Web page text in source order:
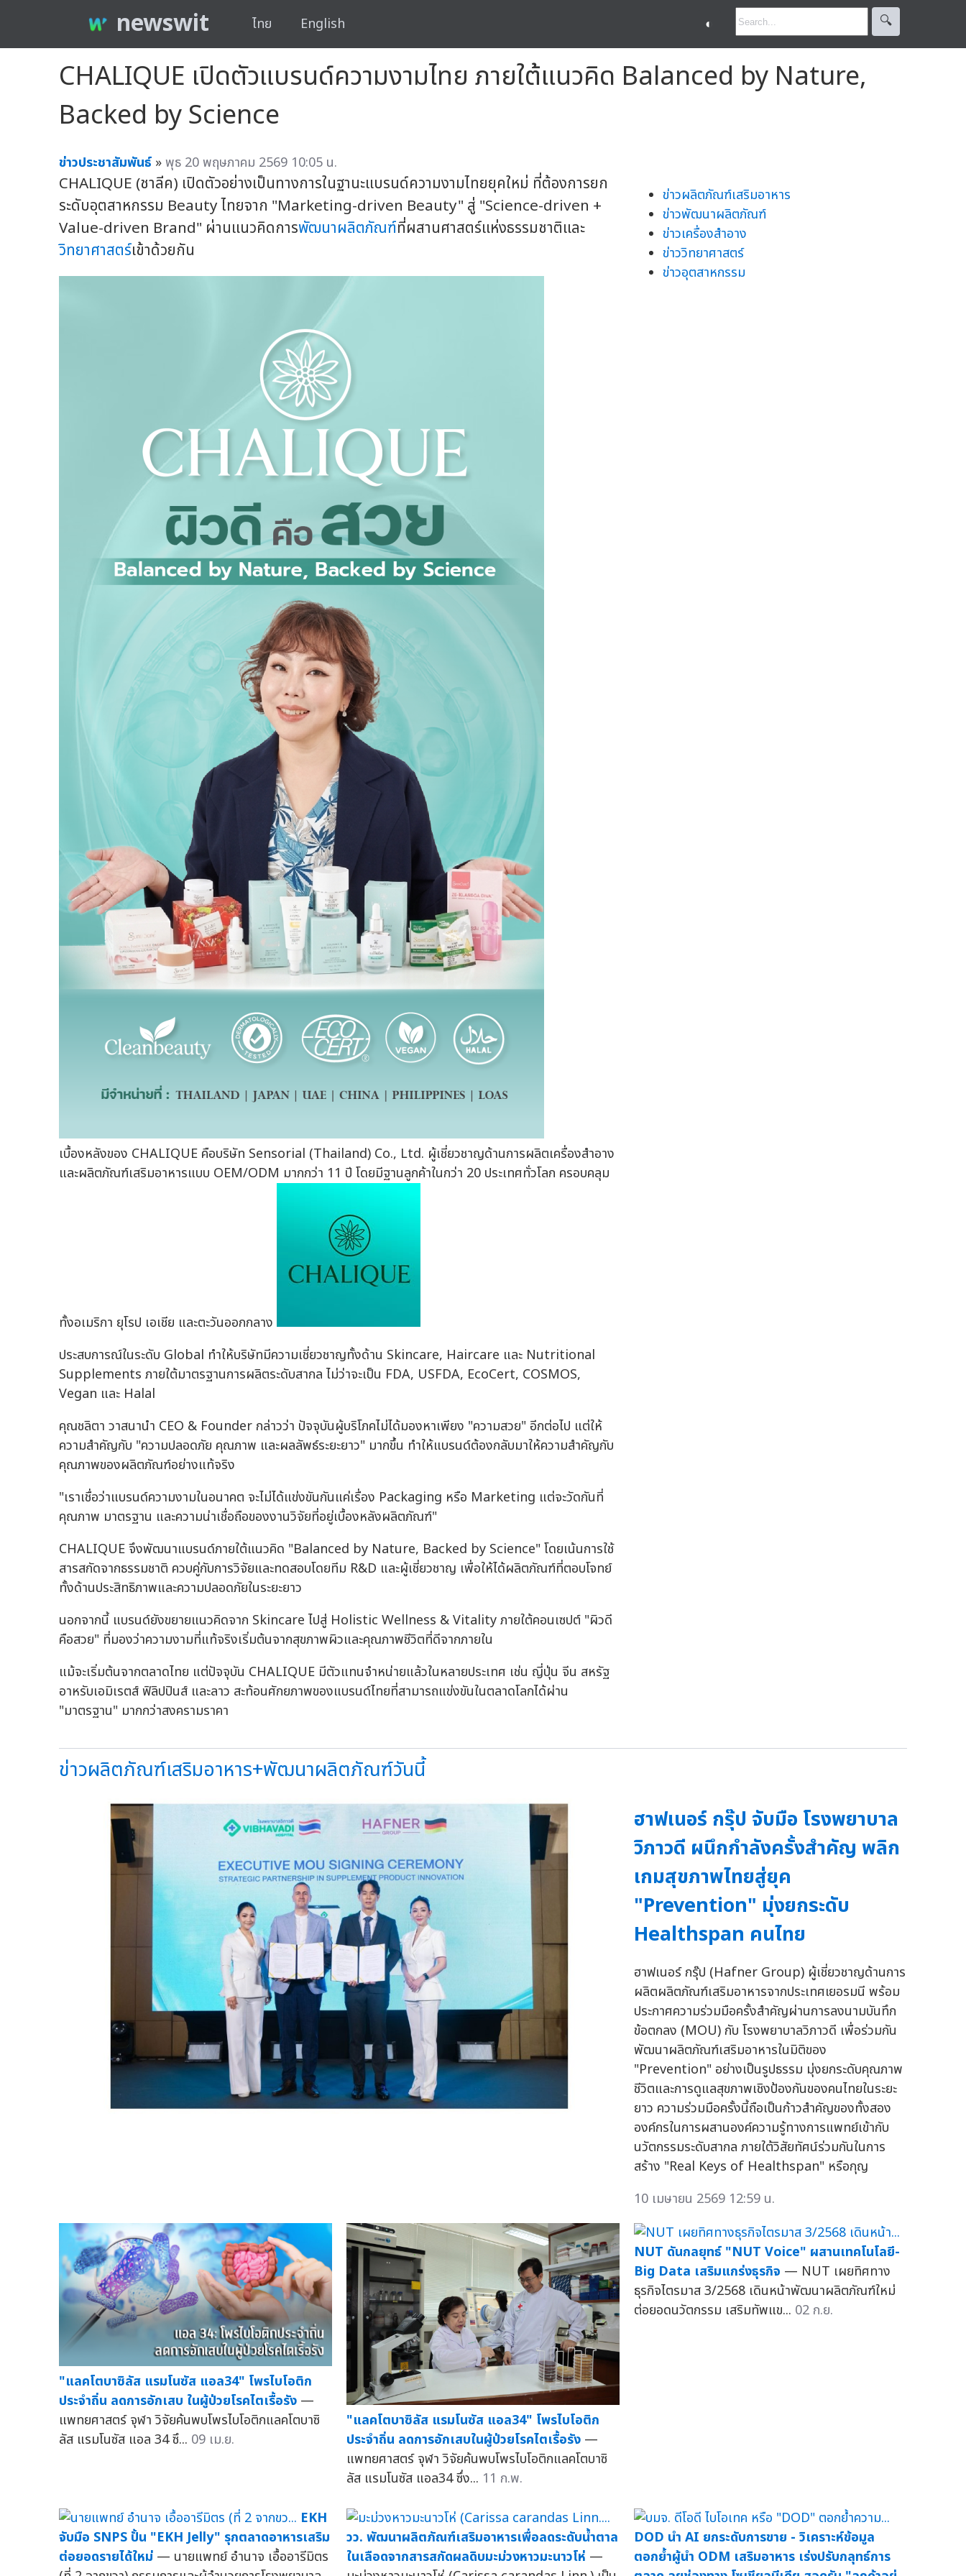
newswit ไทย English ◐ 🔍︎
CHALIQUE เปิดตัวแบรนด์ความงามไทย ภายใต้แนวคิด Balanced by Nature,
Backed by Science
ข่าวประชาสัมพันธ์ »พุธ 20 พฤษภาคม 2569 10:05 น.
CHALIQUE (ชาลีค) เปิดตัวอย่างเป็นทางการในฐานะแบรนด์ความงามไทยยุคใหม่ ที่ต้องการยก
ระดับอุตสาหกรรม Beauty ไทยจาก "Marketing-driven Beauty" สู่ "Science-driven +
Value-driven Brand" ผ่านแนวคิดการพัฒนาผลิตภัณฑ์ที่ผสานศาสตร์แห่งธรรมชาติและ
วิทยาศาสตร์เข้าด้วยกัน
เบื้องหลังของ CHALIQUE คือบริษัท Sensorial (Thailand) Co., Ltd. ผู้เชี่ยวชาญด้านการผลิตเครื่องสำอาง
และผลิตภัณฑ์เสริมอาหารแบบ OEM/ODM มากกว่า 11 ปี โดยมีฐานลูกค้าในกว่า 20 ประเทศทั่วโลก ครอบคลุม
ทั้งอเมริกา ยุโรป เอเชีย และตะวันออกกลาง
ประสบการณ์ในระดับ Global ทำให้บริษัทมีความเชี่ยวชาญทั้งด้าน Skincare, Haircare และ Nutritional
Supplements ภายใต้มาตรฐานการผลิตระดับสากล ไม่ว่าจะเป็น FDA, USFDA, EcoCert, COSMOS,
Vegan และ Halal
คุณชลิตา วาสนานำ CEO & Founder กล่าวว่า ปัจจุบันผู้บริโภคไม่ได้มองหาเพียง "ความสวย" อีกต่อไป แต่ให้
ความสำคัญกับ "ความปลอดภัย คุณภาพ และผลลัพธ์ระยะยาว" มากขึ้น ทำให้แบรนด์ต้องกลับมาให้ความสำคัญกับ
คุณภาพของผลิตภัณฑ์อย่างแท้จริง
"เราเชื่อว่าแบรนด์ความงามในอนาคต จะไม่ได้แข่งขันกันแค่เรื่อง Packaging หรือ Marketing แต่จะวัดกันที่
คุณภาพ มาตรฐาน และความน่าเชื่อถือของงานวิจัยที่อยู่เบื้องหลังผลิตภัณฑ์"
CHALIQUE จึงพัฒนาแบรนด์ภายใต้แนวคิด "Balanced by Nature, Backed by Science" โดยเน้นการใช้
สารสกัดจากธรรมชาติ ควบคู่กับการวิจัยและทดสอบโดยทีม R&D และผู้เชี่ยวชาญ เพื่อให้ได้ผลิตภัณฑ์ที่ตอบโจทย์
ทั้งด้านประสิทธิภาพและความปลอดภัยในระยะยาว
นอกจากนี้ แบรนด์ยังขยายแนวคิดจาก Skincare ไปสู่ Holistic Wellness & Vitality ภายใต้คอนเซปต์ "ผิวดี
คือสวย" ที่มองว่าความงามที่แท้จริงเริ่มต้นจากสุขภาพผิวและคุณภาพชีวิตที่ดีจากภายใน
แม้จะเริ่มต้นจากตลาดไทย แต่ปัจจุบัน CHALIQUE มีตัวแทนจำหน่ายแล้วในหลายประเทศ เช่น ญี่ปุ่น จีน สหรัฐ
อาหรับเอมิเรตส์ ฟิลิปปินส์ และลาว สะท้อนศักยภาพของแบรนด์ไทยที่สามารถแข่งขันในตลาดโลกได้ผ่าน
"มาตรฐาน" มากกว่าสงครามราคา
ข่าวผลิตภัณฑ์เสริมอาหาร
ข่าวพัฒนาผลิตภัณฑ์
ข่าวเครื่องสำอาง
ข่าววิทยาศาสตร์
ข่าวอุตสาหกรรม
ข่าวผลิตภัณฑ์เสริมอาหาร+พัฒนาผลิตภัณฑ์วันนี้
ฮาฟเนอร์ กรุ๊ป จับมือ โรงพยาบาล
วิภาวดี ผนึกกำลังครั้งสำคัญ พลิก
เกมสุขภาพไทยสู่ยุค
"Prevention" มุ่งยกระดับ
Healthspan คนไทย
ฮาฟเนอร์ กรุ๊ป (Hafner Group) ผู้เชี่ยวชาญด้านการ
ผลิตผลิตภัณฑ์เสริมอาหารจากประเทศเยอรมนี พร้อม
ประกาศความร่วมมือครั้งสำคัญผ่านการลงนามบันทึก
ข้อตกลง (MOU) กับ โรงพยาบาลวิภาวดี เพื่อร่วมกัน
พัฒนาผลิตภัณฑ์เสริมอาหารในมิติของ
"Prevention" อย่างเป็นรูปธรรม มุ่งยกระดับคุณภาพ
ชีวิตและการดูแลสุขภาพเชิงป้องกันของคนไทยในระยะ
ยาว ความร่วมมือครั้งนี้ถือเป็นก้าวสำคัญของทั้งสอง
องค์กรในการผสานองค์ความรู้ทางการแพทย์เข้ากับ
นวัตกรรมระดับสากล ภายใต้วิสัยทัศน์ร่วมกันในการ
สร้าง "Real Keys of Healthspan" หรือกุญ
10 เมษายน 2569 12:59 น.
"แลคโตบาซิลัส แรมโนซัส แอล34" โพรไบโอติก
ประจำถิ่น ลดการอักเสบ ในผู้ป่วยโรคไตเรื้อรัง —
แพทยศาสตร์ จุฬา วิจัยค้นพบโพรไบโอติกแลคโตบาซิ
ลัส แรมโนซัส แอล 34 ซึ... 09 เม.ย.
"แลคโตบาซิลัส แรมโนซัส แอล34" โพรไบโอติก
ประจำถิ่น ลดการอักเสบในผู้ป่วยโรคไตเรื้อรัง —
แพทยศาสตร์ จุฬา วิจัยค้นพบโพรไบโอติกแลคโตบาซิ
ลัส แรมโนซัส แอล34 ซึ่ง... 11 ก.พ.
NUT ดันกลยุทธ์ "NUT Voice" ผสานเทคโนโลยี-
Big Data เสริมแกร่งธุรกิจ — NUT เผยทิศทาง
ธุรกิจไตรมาส 3/2568 เดินหน้าพัฒนาผลิตภัณฑ์ใหม่
ต่อยอดนวัตกรรม เสริมทัพแข... 02 ก.ย.
EKH
จับมือ SNPS ปั้น "EKH Jelly" รุกตลาดอาหารเสริม
ต่อยอดรายได้ใหม่ — นายแพทย์ อำนาจ เอื้ออารีมิตร
วว. พัฒนาผลิตภัณฑ์เสริมอาหารเพื่อลดระดับน้ำตาล
ในเลือดจากสารสกัดผลดิบมะม่วงหาวมะนาวโห่ —
DOD นำ AI ยกระดับการขาย - วิเคราะห์ข้อมูล
ตอกย้ำผู้นำ ODM เสริมอาหาร เร่งปรับกลุทธ์การ